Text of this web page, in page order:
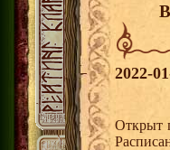
2022-
Открыт